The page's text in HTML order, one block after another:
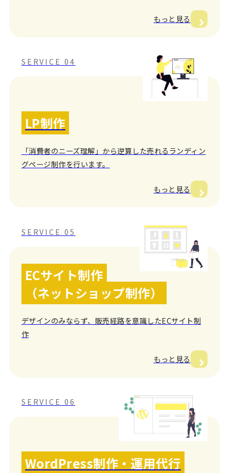
もっと見る
SERVICE 04
LP制作
「消費者のニーズ理解」から逆算した売れるランディン
グページ制作を行います。
もっと見る
SERVICE 05
ECサイト制作
（ネットショップ制作）
デザインのみならず、販売経路を意識したECサイト制
作
もっと見る
SERVICE 06
WordPress制作・運用代行